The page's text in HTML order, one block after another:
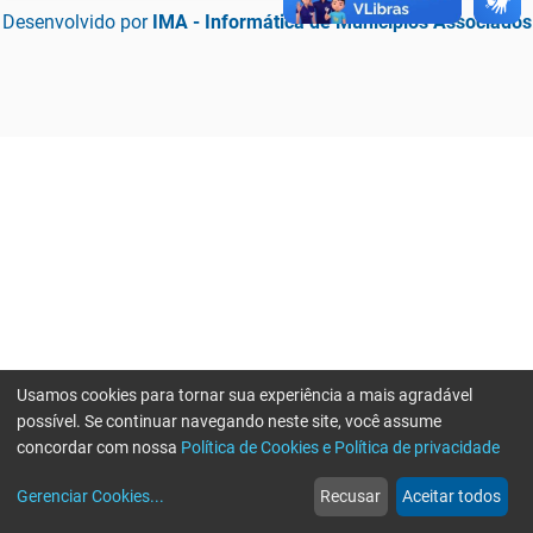
Desenvolvido por IMA - Informática de Municípios Associados
web
Notícias
more_horiz
Mais
Usamos cookies para tornar sua experiência a mais agradável
possível. Se continuar navegando neste site, você assume
concordar com nossa Política de Cookies e Política de privacidade
Gerenciar Cookies... Recusar Aceitar todos
Erro ao enviar informações, por favor tente novamente